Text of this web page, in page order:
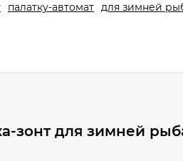
палатку-автомат для зимней
зонт для зимней